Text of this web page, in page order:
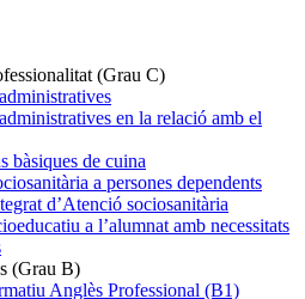
(Grau C)
en la relació amb el
bàsiques de cuina
a persones dependents
d’Atenció sociosanitària
a l’alumnat amb necessitats
(Grau B)
Anglès Professional (B1)